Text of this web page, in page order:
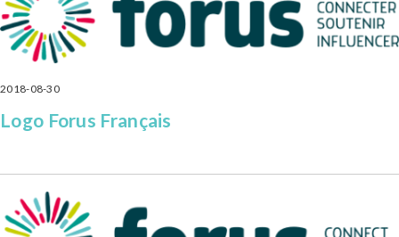
2018-08-30
Logo Forus Français